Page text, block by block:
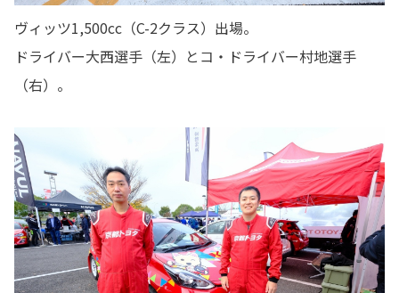
ヴィッツ1,500cc（C-2クラス）出場。
ドライバー大西選手（左）とコ・ドライバー村地選手
（右）。